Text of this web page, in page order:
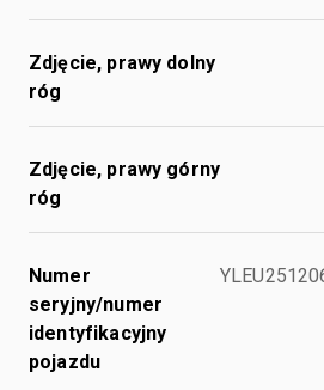
Zdjęcie, prawy dolny
róg
Zdjęcie, prawy górny
róg
Numer
seryjny/numer
identyfikacyjny
pojazdu